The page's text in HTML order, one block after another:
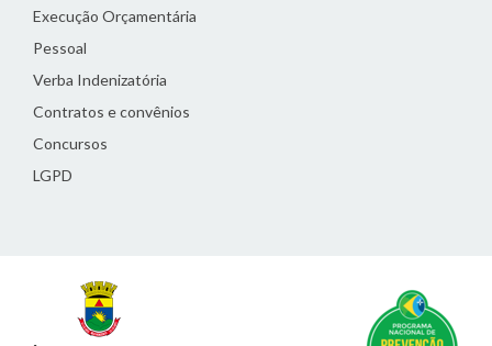
Execução Orçamentária
Pessoal
Verba Indenizatória
Contratos e convênios
Concursos
LGPD